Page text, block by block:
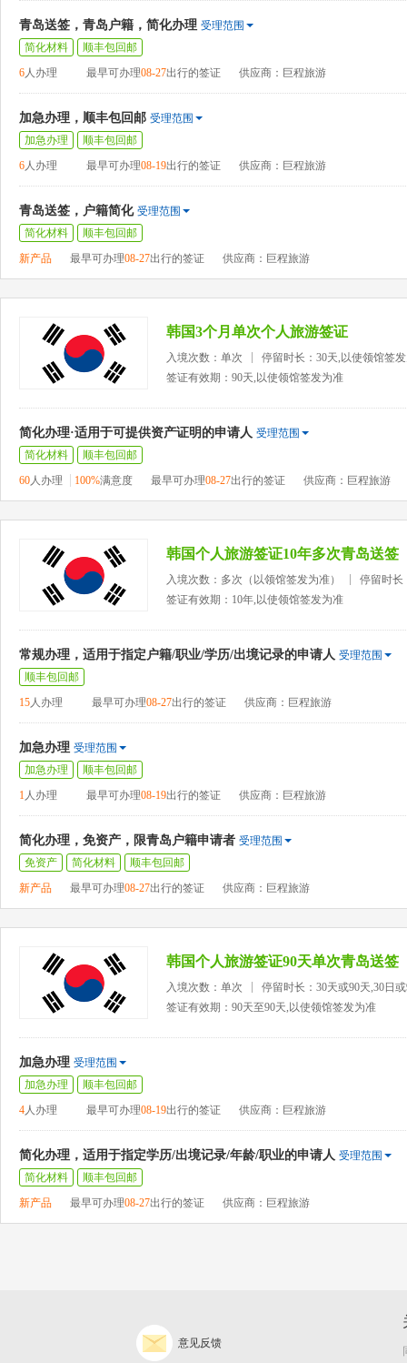
青岛送签，青岛户籍，简化办理 受理范围
简化材料
顺丰包回邮
6人办理 最早可办理08-27出行的签证 供应商：巨程旅游
加急办理，顺丰包回邮 受理范围
加急办理
顺丰包回邮
6人办理 最早可办理08-19出行的签证 供应商：巨程旅游
青岛送签，户籍简化 受理范围
简化材料
顺丰包回邮
新产品
最早可办理08-27出行的签证 供应商：巨程旅游
韩国3个月单次个人旅游签证
入境次数：单次
停留时长：30天,以使领馆签
签证有效期：90天,以使领馆签发为准
简化办理·适用于可提供资产证明的申请人 受理范围
简化材料
顺丰包回邮
60人办理 100%满意度 最早可办理08-27出行的签证 供应商：巨程旅游
韩国个人旅游签证10年多次青岛送签
入境次数：多次（以领馆签发为准）
停留时长
签证有效期：10年,以使领馆签发为准
常规办理，适用于指定户籍/职业/学历/出境记录的申请人 受理范围
顺丰包回邮
15人办理 最早可办理08-27出行的签证 供应商：巨程旅游
加急办理 受理范围
加急办理
顺丰包回邮
1人办理 最早可办理08-19出行的签证 供应商：巨程旅游
简化办理，免资产，限青岛户籍申请者 受理范围
免资产
简化材料
顺丰包回邮
新产品
最早可办理08-27出行的签证 供应商：巨程旅游
韩国个人旅游签证90天单次青岛送签
入境次数：单次
停留时长：30天或90天,30日
签证有效期：90天至90天,以使领馆签发为准
加急办理 受理范围
加急办理
顺丰包回邮
4人办理 最早可办理08-19出行的签证 供应商：巨程旅游
简化办理，适用于指定学历/出境记录/年龄/职业的申请人 受理范围
简化材料
顺丰包回邮
新产品
最早可办理08-27出行的签证 供应商：巨程旅游
意见反馈